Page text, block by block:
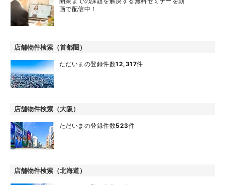
画で配信中！
店舗物件検索（首都圏）
ただいまの登録件数12,317件
店舗物件検索（大阪）
ただいまの登録件数523件
店舗物件検索（北海道）